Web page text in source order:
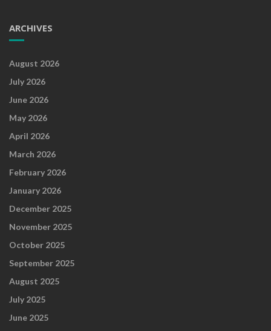
ARCHIVES
August 2026
July 2026
June 2026
May 2026
April 2026
March 2026
February 2026
January 2026
December 2025
November 2025
October 2025
September 2025
August 2025
July 2025
June 2025